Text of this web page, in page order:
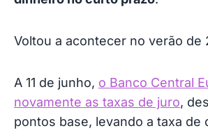
Voltou a acontecer no verão de
A 11 de junho, o Banco Central
novamente as taxas de juro,
pontos base, levando a taxa de